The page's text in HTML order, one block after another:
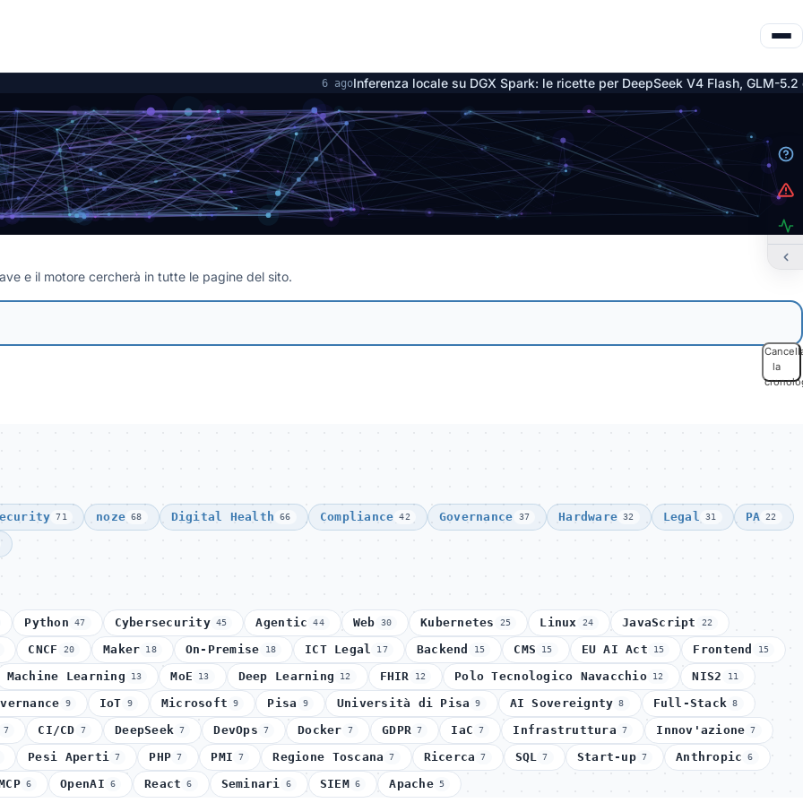
Inferenza locale su DGX Spark: le ricette per DeepSeek V4 Flash, GLM-5.2 e
e il motore cercherà in tutte le pagine del sito.
la
71 noze 68 Digital Health 66 Compliance 42 Governance 37 Hardware 32 Legal 31 PA 22
Python 47 Cybersecurity 45 Agentic 44 Web 30 Kubernetes 25 Linux 24 JavaScript 22
CNCF 20 Maker 18 On-Premise 18 ICT Legal 17 Backend 15 CMS 15 EU AI Act 15 Frontend 15
Machine Learning 13 MoE 13 Deep Learning 12 FHIR 12 Polo Tecnologico Navacchio 12 NIS2 11
9 IoT 9 Microsoft 9 Pisa 9 Università di Pisa 9 AI Sovereignty 8 Full-Stack 8
7 CI/CD 7 DeepSeek 7 DevOps 7 Docker 7 GDPR 7 IaC 7 Infrastruttura 7 Innov'azione 7
Pesi Aperti 7 PHP 7 PMI 7 Regione Toscana 7 Ricerca 7 SQL 7 Start-up 7 Anthropic 6
6 OpenAI 6 React 6 Seminari 6 SIEM 6 Apache 5